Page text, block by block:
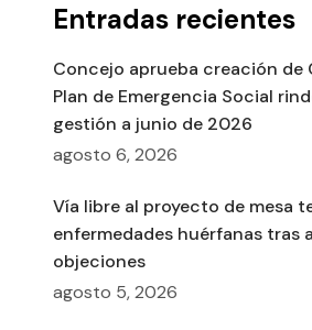
Entradas recientes
Concejo aprueba creación de
Plan de Emergencia Social
gestión a junio de 2026
agosto 6, 2026
Vía libre al proyecto de mesa
enfermedades huérfanas tras
objeciones
agosto 5, 2026